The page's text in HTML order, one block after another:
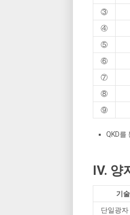
③
④
⑤
⑥
⑦
⑧
⑨
QKD를
IV. 양
기
단일광자